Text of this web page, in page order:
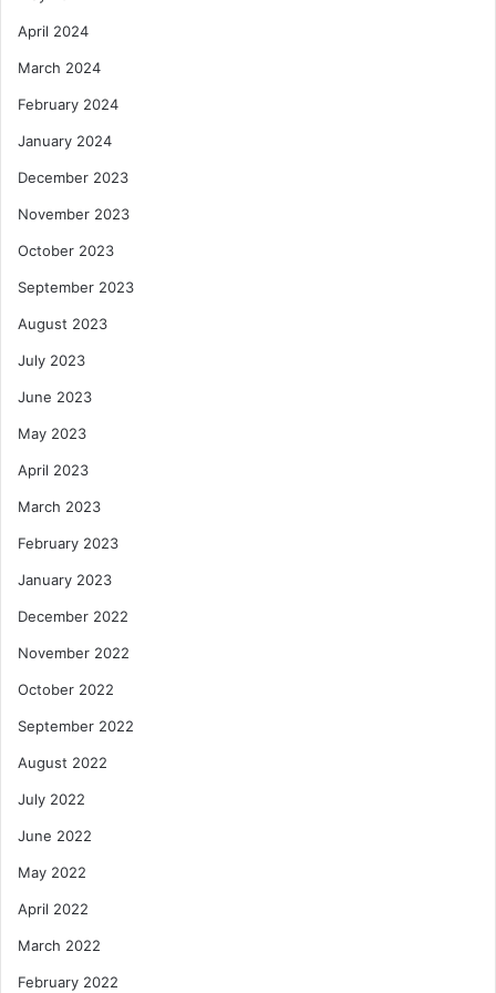
April 2024
March 2024
February 2024
January 2024
December 2023
November 2023
October 2023
September 2023
August 2023
July 2023
June 2023
May 2023
April 2023
March 2023
February 2023
January 2023
December 2022
November 2022
October 2022
September 2022
August 2022
July 2022
June 2022
May 2022
April 2022
March 2022
February 2022